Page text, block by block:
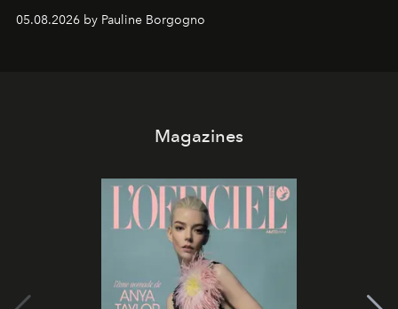
05.08.2026 by Pauline Borgogno
Magazines